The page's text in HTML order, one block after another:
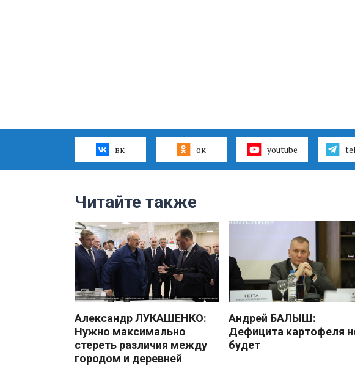
вк ок youtube
Читайте также
Александр ЛУКАШЕНКО:
Нужно максимально
стереть различия между
городом и деревней
Андрей БАЛЫШ:
Дефицита картофеля
будет